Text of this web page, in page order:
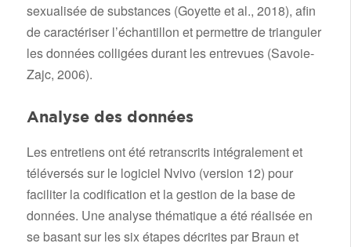
sexualisée de substances (Goyette et al., 2018), afin
de caractériser l’échantillon et permettre de trianguler
les données colligées durant les entrevues (Savoie-
Zajc, 2006).
Analyse des données
Les entretiens ont été retranscrits intégralement et
téléversés sur le logiciel Nvivo (version 12) pour
faciliter la codification et la gestion de la base de
données. Une analyse thématique a été réalisée en
se basant sur les six étapes décrites par Braun et